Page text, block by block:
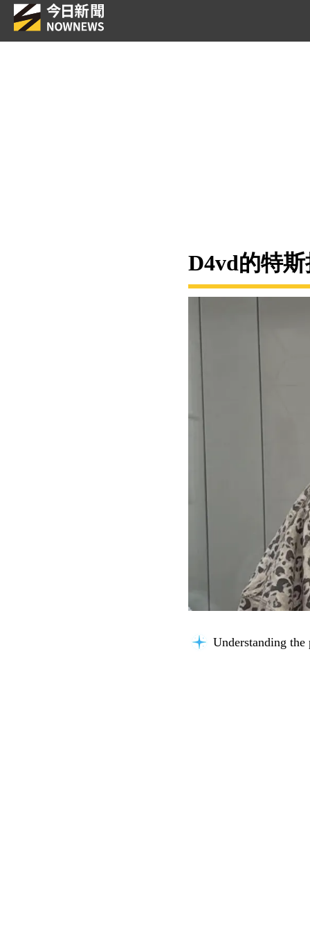
D4vd的特
Understanding the